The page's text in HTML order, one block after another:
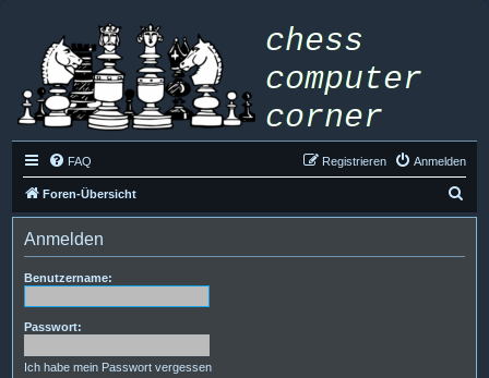
FAQ Anmelden
Registrieren
Foren-Übersicht
u
Anmelden
Benutzername:
Passwort:
Ich habe mein Passwort vergessen